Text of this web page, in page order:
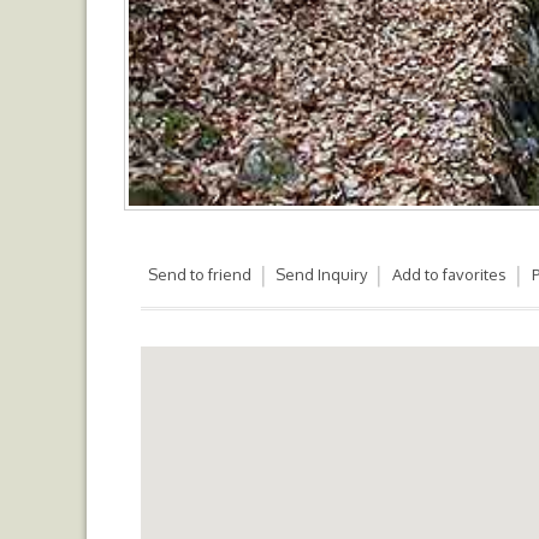
Send to friend Send Inquiry Add to favorites